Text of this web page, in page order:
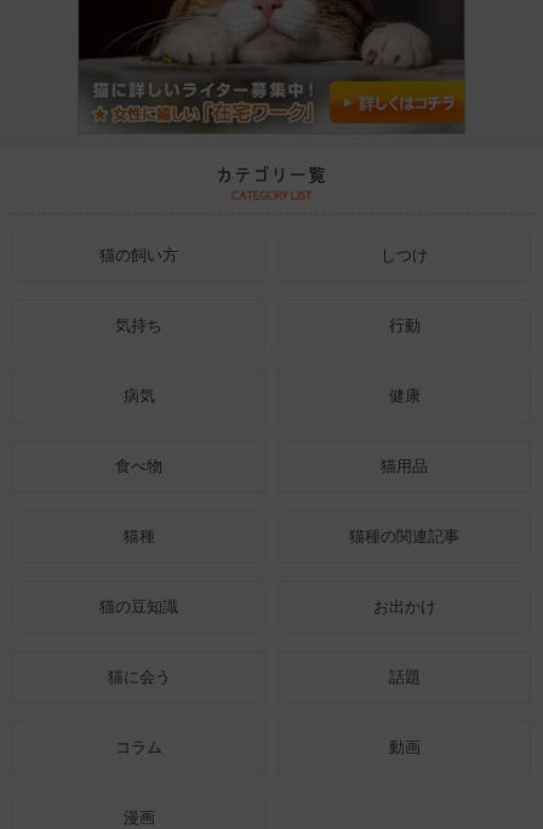
猫の飼い方 しつけ
気持ち 行動
病気 健康
食べ物 猫用品
猫種 猫種の関連記事
猫の豆知識 お出かけ
猫に会う 話題
コラム 動画
漫画